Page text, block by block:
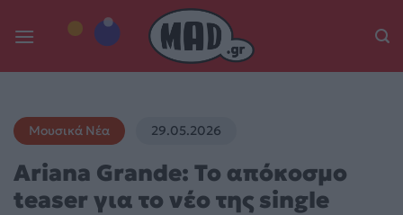
Μουσικά Νέα 29.05.2026
Ariana Grande: Το απόκοσμο
teaser για το νέο της single